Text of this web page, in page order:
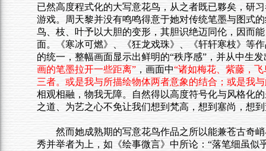
已然高度程式化的大写意花鸟，从之者既已夥矣，研
游戏。周天黎并没有鸣鸣得意于她对传统笔墨与图式
鸟、枝、叶予以大胆的变形，其胆识绝迈同伦，因而
面。《寒冰可燃》、《狂龙戏珠》、《轩轩寒枝》等
的统一，整幅画面显示出鲜明的“秩序感”，并从中生
画的笔墨拉开一些距离” ， 画面中“诸如梅花、紫藤，
三者。或是我与所描绘物体两者意象的结合；或是我
相观相融，物我无障。自然得以高度符号化与风格化
之道、为艺之心不免让我们想到 梵高，想到塞尚，想
然而她成熟期的写意花鸟作品之所以能兼苍古奇
秀并举者为上，如《绘事微言》中所论：“落笔细虽